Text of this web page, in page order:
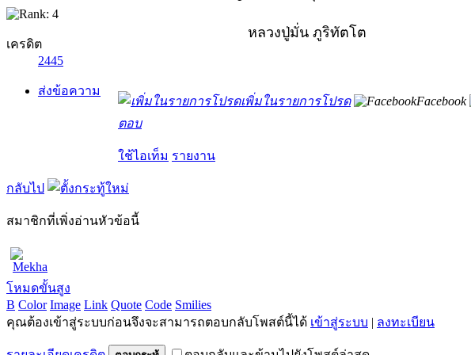
เครดิต
2445
ส่งข้อความ
หลวงปู่มั่น ภูริทัตโต
เพิ่มในรายการโปรด Facebook
ตอบ
ใช้ไอเท็ม รายงาน
กลับไป
สมาชิกที่เพิ่งอ่านหัวข้อนี้
Mekha
โหมดขั้นสูง
B Color Image Link Quote Code Smilies
คุณต้องเข้าสู่ระบบก่อนจึงจะสามารถตอบกลับโพสต์นี้ได้ เข้าสู่ระบบ | ลงทะเบียน